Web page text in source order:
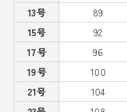
13号
89
15号
92
17号
96
19号
100
21号
104